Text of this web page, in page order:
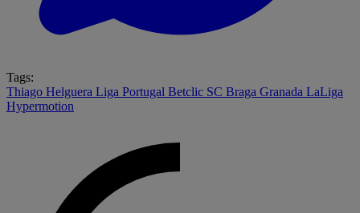
Tags:
Thiago Helguera Liga Portugal Betclic SC Braga Granada LaLiga
Hypermotion